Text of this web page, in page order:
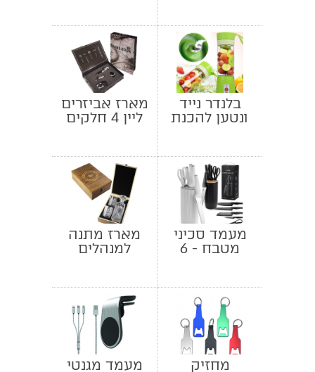
בלנדר נייד
ונטען להכנת
מארז אביזרים
ליין 4 חלקים
מעמד סכיני
מטבח - 6
מארז מתנה
למנהלים
מחזיק
מעמד מגנטי